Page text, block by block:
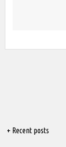
+ Recent posts